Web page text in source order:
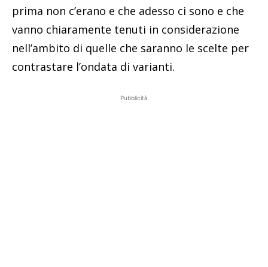
prima non c’erano e che adesso ci sono e che
vanno chiaramente tenuti in considerazione
nell’ambito di quelle che saranno le scelte per
contrastare l’ondata di varianti.
Pubblicità